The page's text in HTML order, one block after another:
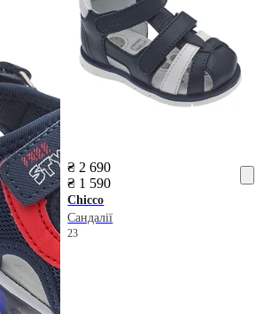
₴ 2 690
₴ 1 590
Chicco
Сандалії
23